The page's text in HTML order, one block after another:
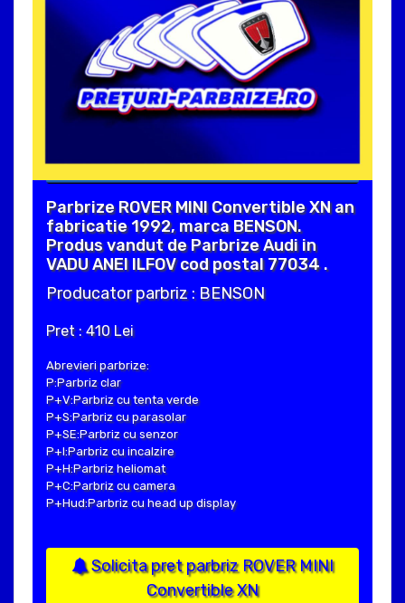
Parbrize ROVER MINI Convertible XN an
fabricatie 1992, marca BENSON.
Produs vandut de Parbrize Audi in
VADU ANEI ILFOV cod postal 77034 .
Producator parbriz : BENSON
Pret : 410 Lei
Abrevieri parbrize:
P:Parbriz clar
P+V:Parbriz cu tenta verde
P+S:Parbriz cu parasolar
P+SE:Parbriz cu senzor
P+I:Parbriz cu incalzire
P+H:Parbriz heliomat
P+C:Parbriz cu camera
P+Hud:Parbriz cu head up display
Solicita pret parbriz ROVER MINI
Convertible XN